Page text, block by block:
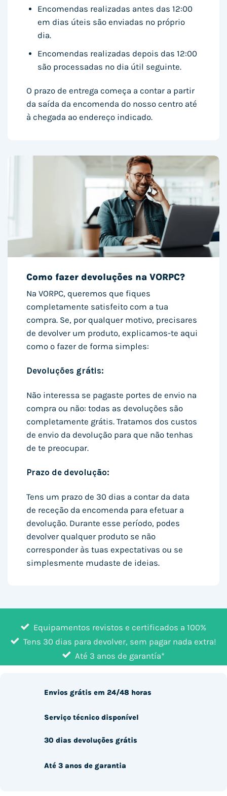
Encomendas realizadas antes das 12:00
em dias úteis são enviadas no próprio
dia.
Encomendas realizadas depois das 12:00
são processadas no dia útil seguinte.
O prazo de entrega começa a contar a partir
da saída da encomenda do nosso centro até
à chegada ao endereço indicado.
Como fazer devoluções na VORPC?
Na VORPC, queremos que fiques
completamente satisfeito com a tua
compra. Se, por qualquer motivo, precisares
de devolver um produto, explicamos-te aqui
como o fazer de forma simples:
Devoluções grátis:
Não interessa se pagaste portes de envio na
compra ou não: todas as devoluções são
completamente grátis. Tratamos dos custos
de envio da devolução para que não tenhas
de te preocupar.
Prazo de devolução:
Tens um prazo de 30 dias a contar da data
de receção da encomenda para efetuar a
devolução. Durante esse período, podes
devolver qualquer produto se não
corresponder às tuas expectativas ou se
simplesmente mudaste de ideias.
Equipamentos revistos e certificados a 100%
Tens 30 dias para devolver, sem pagar nada extra!
Até 3 anos de garantía*
Envios grátis em 24/48 horas
Serviço técnico disponível
30 dias devoluções grátis
Até 3 anos de garantia